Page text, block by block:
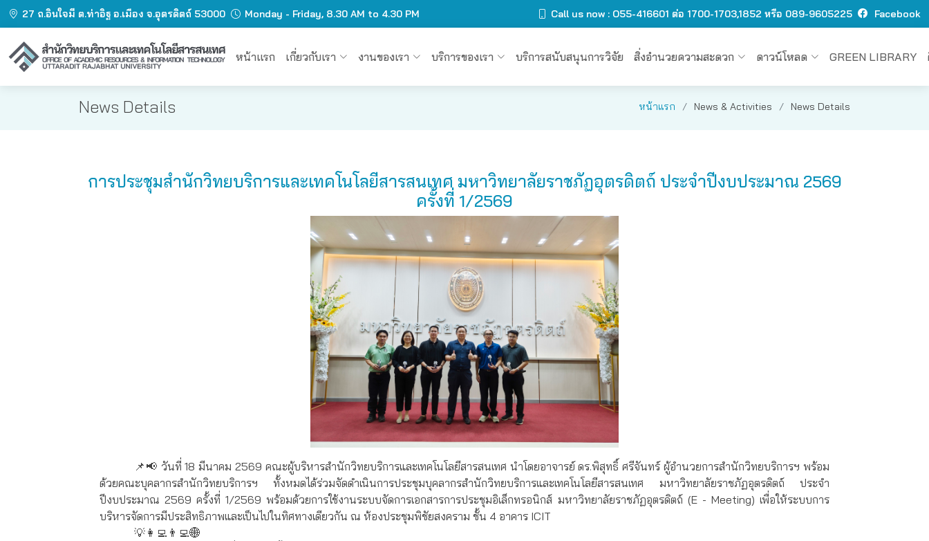
27 ถ.อินใจมี ต.ท่าอิฐ อ.เมือง จ.อุตรดิตถ์ 53000 Monday - Friday, 8.30 AM to 4.30 PM Call us now : O55-416601 ต่อ 1700-1703,1852 หรือ 089-9605225 Facebook
หน้าแรก เกี่ยวกับเรา งานของเรา บริการของเรา บริการสนับสนุนการวิจัย สิ่งอำนวยความสะดวก ดาวน์โหลด GREEN LIBRARY
News Details หน้าแรก News & Activities News Details
การประชุมสำนักวิทยบริการและเทคโนโลยีสารสนเทศ มหาวิทยาลัยราชภัฏอุตรดิตถ์ ประจำปีงบประมาณ 2569
ครั้งที่ 1/2569
📌📢 วันที่ 18 มีนาคม 2569 คณะผู้บริหารสำนักวิทยบริการและเทคโนโลยีสารสนเทศ นำโดยอาจารย์ ดร.พิสุทธิ์ ศรีจันทร์ ผู้อำนวยการสำนักวิทยบริการฯ พร้อม
ด้วยคณะบุคลากรสำนักวิทยบริการฯ ทั้งหมดได้ร่วมจัดดำเนินการประชุมบุคลากรสำนักวิทยบริการและเทคโนโลยีสารสนเทศ มหาวิทยาลัยราชภัฏอุตรดิตถ์ ประจำ
ปีงบประมาณ 2569 ครั้งที่ 1/2569 พร้อมด้วยการใช้งานระบบจัดการเอกสารการประชุมอิเล็กทรอนิกส์ มหาวิทยาลัยราชภัฏอุตรดิตถ์ (E - Meeting) เพื่อให้ระบบการ
บริหารจัดการมีประสิทธิภาพและเป็นไปในทิศทางเดียวกัน ณ ห้องประชุมพิชัยสงคราม ชั้น 4 อาคาร ICIT
💡👩‍💻👨‍💻🌐